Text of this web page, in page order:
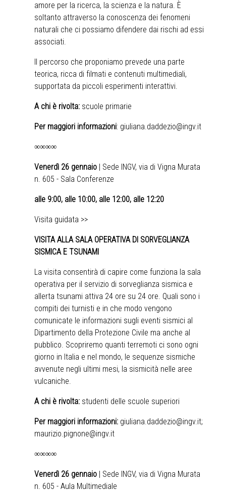
amore per la ricerca, la scienza e la natura. È
soltanto attraverso la conoscenza dei fenomeni
naturali che ci possiamo difendere dai rischi ad essi
associati.
Il percorso che proponiamo prevede una parte
teorica, ricca di filmati e contenuti multimediali,
supportata da piccoli esperimenti interattivi.
A chi è rivolta: scuole primarie
Per maggiori informazioni: giuliana.daddezio@ingv.it
∞∞∞∞
Venerdì 26 gennaio | Sede INGV, via di Vigna Murata
n. 605 - Sala Conferenze
alle 9:00, alle 10:00, alle 12:00, alle 12:20
Visita guidata >>
VISITA ALLA SALA OPERATIVA DI SORVEGLIANZA
SISMICA E TSUNAMI
La visita consentirà di capire come funziona la sala
operativa per il servizio di sorveglianza sismica e
allerta tsunami attiva 24 ore su 24 ore. Quali sono i
compiti dei turnisti e in che modo vengono
comunicate le informazioni sugli eventi sismici al
Dipartimento della Protezione Civile ma anche al
pubblico. Scopriremo quanti terremoti ci sono ogni
giorno in Italia e nel mondo, le sequenze sismiche
avvenute negli ultimi mesi, la sismicità nelle aree
vulcaniche.
A chi è rivolta: studenti delle scuole superiori
Per maggiori informazioni: giuliana.daddezio@ingv.it;
maurizio.pignone@ingv.it
∞∞∞∞
Venerdì 26 gennaio | Sede INGV, via di Vigna Murata
n. 605 - Aula Multimediale